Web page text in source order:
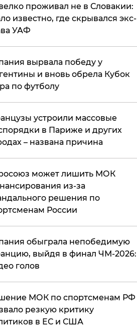
проживал не в Словакии:
известно, где скрывался экс-
УАФ
вырвала победу у
и вновь обрела Кубок
по футболу
устроили массовые
в Париже и других
– названа причина
может лишить МОК
из-за
решения по
России
обыграла непобедимую
выйдя в финал ЧМ-2026:
голов
МОК по спортсменам РФ
резкую критику
в ЕС и США